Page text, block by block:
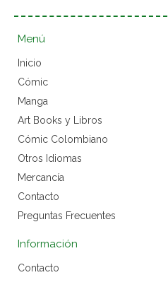
Menú
Inicio
Cómic
Manga
Art Books y Libros
Cómic Colombiano
Otros Idiomas
Mercancía
Contacto
Preguntas Frecuentes
Información
Contacto